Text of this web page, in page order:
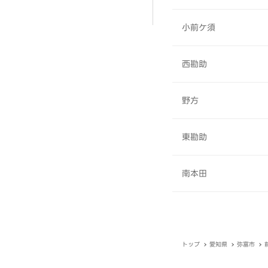
小前ケ須
西勘助
野方
東勘助
南本田
トップ 愛知県 弥富市